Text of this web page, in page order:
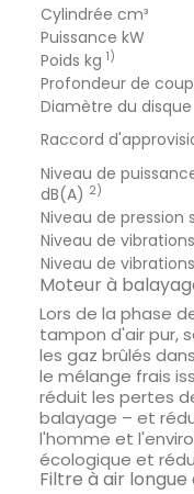
Cylindrée cm³
Puissance kW
Poids kg 1)
Profondeur de
Diamètre du disque
Raccord
Niveau de
dB(A) 2)
Niveau de pression
Niveau de
Niveau de
Moteur à
Lors de la phase
tampon d'air pur,
les gaz brûlés
le mélange frais
réduit les pertes
balayage – et
l'homme et
écologique et
Filtre à air